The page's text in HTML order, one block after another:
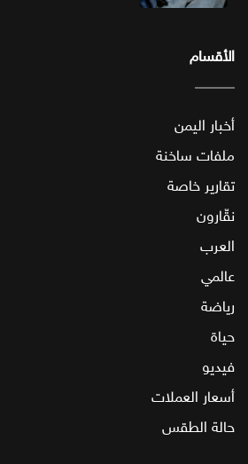
الأقسام
أخبار اليمن
ملفات ساخنة
تقارير خاصة
نقّارون
العرب
عالمي
رياضة
حياة
فيديو
أسعار العملات
حالة الطقس